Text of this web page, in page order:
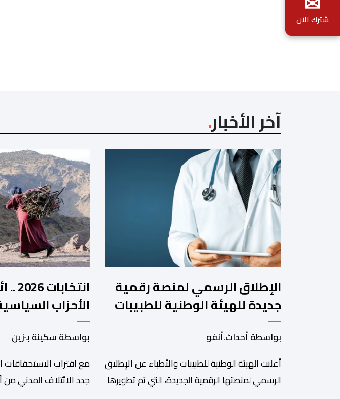
آخر الأخبار
الإطلاق الرسمي لمنصة رقمية
جديدة للهيئة الوطنية للطبيبات
والأطباء
بواسطة أحداث.أنفو
أعلنت الهيئة الوطنية للطبيبات والأطباء عن الإطلاق
الرسمي لمنصتها الرقمية الجديدة، التي تم تطويرها
الأحزاب
واضحة تجاه
بواسطة سكينة بنزين
جدد الائتلاف المدني
شترك الآن